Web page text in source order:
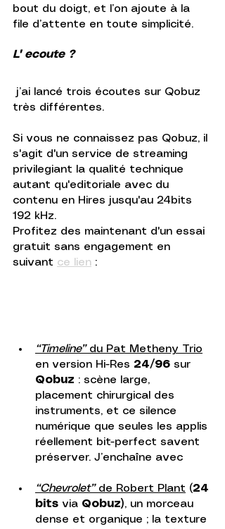
bout du doigt, et l’on ajoute à la
file d’attente en toute simplicité.
L' ecoute ?
très différentes.
Si vous ne connaissez pas Qobuz, il
s'agit d'un service de streaming
privilegiant la qualité technique
autant qu'editoriale avec du
contenu en Hires jusqu'au 24bits
192 kHz.
Profitez des maintenant d'un essai
gratuit sans engagement en
suivant ce lien :
“Timeline” du Pat Metheny Trio
en version Hi-Res 24/96 sur
Qobuz : scène large,
placement chirurgical des
instruments, et ce silence
numérique que seules les applis
réellement bit-perfect savent
préserver. J’enchaîne avec
“Chevrolet” de Robert Plant (24
bits via Qobuz), un morceau
dense et organique ; la texture